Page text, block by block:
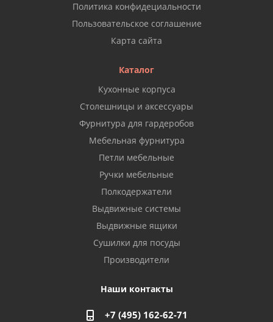
Политика конфидециальности
Пользовательское соглашение
Карта сайта
Каталог
Кухонные корпуса
Столешницы и аксессуары
Фурнитура для гардеробов
Мебельная фурнитура
Петли мебельные
Ручки мебельные
Полкодержатели
Выдвижные системы
Выдвижные ящики
Сушилки для посуды
Производители
Наши контакты
+7 (495) 162-62-71